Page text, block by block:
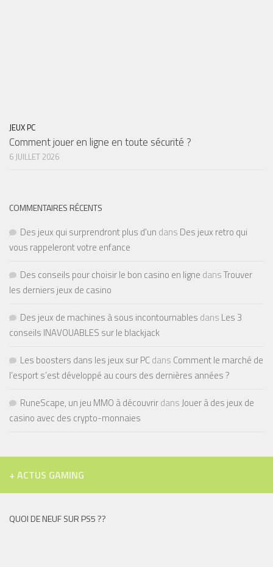
JEUX PC
Comment jouer en ligne en toute sécurité ?
6 JUILLET 2026
COMMENTAIRES RÉCENTS
Des jeux qui surprendront plus d'un dans Des jeux retro qui
vous rappeleront votre enfance
Des conseils pour choisir le bon casino en ligne dansTrouver
les derniers jeux de casino
Des jeux de machines à sous incontournables dans Les 3
conseils INAVOUABLES sur le blackjack
Les boosters dans les jeux sur PCdans Comment le marché de
l’esport s’est développé au cours des dernières années ?
RuneScape, un jeu MMO à découvrirdans Jouer à des jeux de
casino avec des crypto-monnaies
+ ACTUS GAMING
QUOI DE NEUF SUR PS5 ??